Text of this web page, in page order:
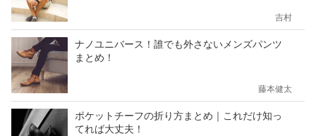
吉村
ナノユニバース！誰でも外さないメンズパンツ
まとめ！
藤本健太
ポケットチーフの折り方まとめ｜これだけ知っ
てれば大丈夫！